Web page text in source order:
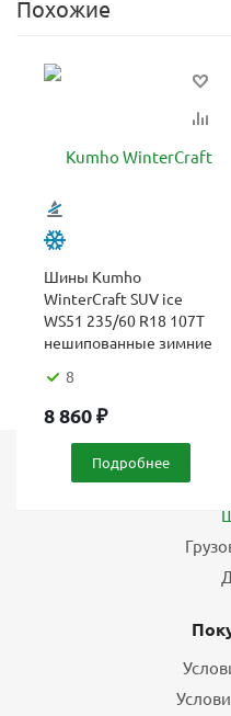
Похожие
Шины Kumho
WinterCraft SUV ice
WS51 235/60 R18 107T
нешипованные зимние
8
8 860₽
Подробнее